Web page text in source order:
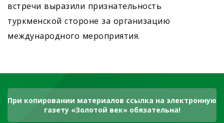
встречи выразили признательность
туркменской стороне за организацию
международного мероприятия.
При копировании материалов ссылка на электронную
газету «Золотой век» обязательна!